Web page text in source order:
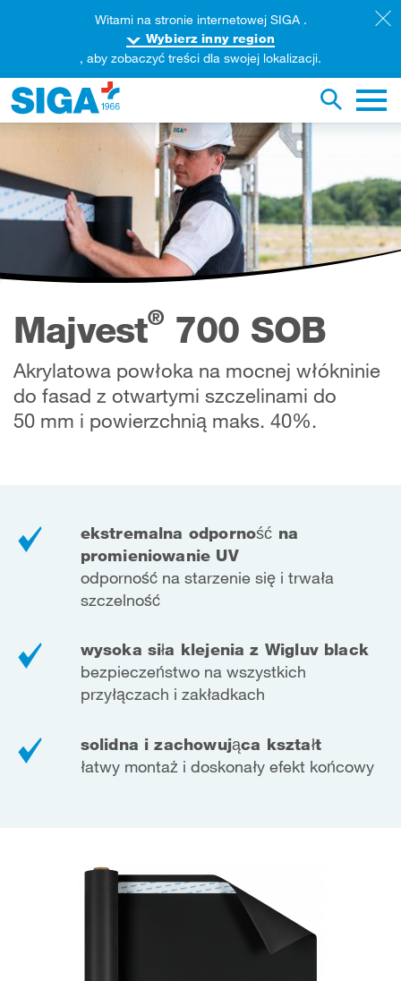
zawartość tej strony
Majvest®700 SOB
Akrylatowa powłoka na mocnej włókninie
do fasad z otwartymi szczelinami do
50 mm i powierzchnią maks. 40%.
ekstremalna odporność na
promieniowanie UV
odporność na starzenie się i trwała
szczelność
wysoka siła klejenia z Wigluv black
bezpieczeństwo na wszystkich
przyłączach i zakładkach
solidna i zachowująca kształt
łatwy montaż i doskonały efekt końcowy
Witami na stronie internetowej SIGA .
Wybierz inny region
, aby zobaczyć treści dla swojej lokalizacji.